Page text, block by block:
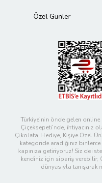
Özel Günler
Türkiye’nin önde gelen
Çiçeksepeti’nde, ihtiyacınız
Çikolata, Hediye, Kişiye Özel
kategoride aradığınız
kapınıza getiriyoruz! Siz de
kendiniz için sipariş verebilir;
dünyasıyla